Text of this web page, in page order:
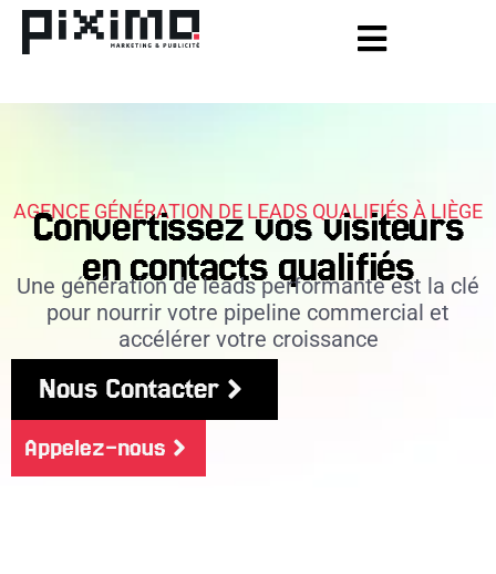
AGENCE GÉNÉRATION DE LEADS QUALIFIÉS À LIÈGE
Convertissez vos visiteurs
en contacts qualifiés
Une génération de leads performante est la clé
pour nourrir votre pipeline commercial et
accélérer votre croissance
Nous Contacter
Appelez-nous